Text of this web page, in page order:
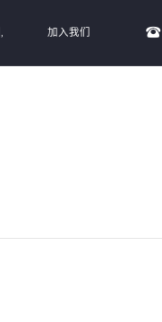
加入我们